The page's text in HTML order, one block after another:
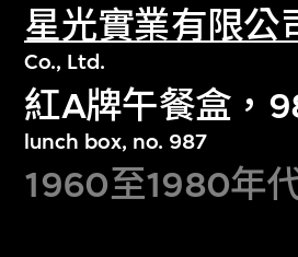
星光實業有限公
Co., Ltd.
紅A牌午餐盒，
lunch box, no. 987
1960至1980年
文化藏品。